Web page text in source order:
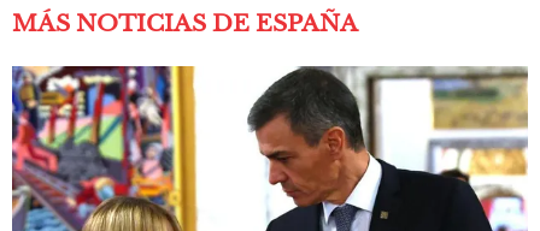
MÁS NOTICIAS DE ESPAÑA